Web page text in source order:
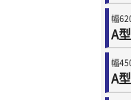
幅
A
幅
A